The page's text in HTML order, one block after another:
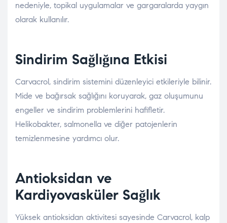
nedeniyle, topikal uygulamalar ve gargaralarda yaygın
olarak kullanılır.
Sindirim Sağlığına Etkisi
Carvacrol, sindirim sistemini düzenleyici etkileriyle bilinir.
Mide ve bağırsak sağlığını koruyarak, gaz oluşumunu
engeller ve sindirim problemlerini hafifletir.
Helikobakter, salmonella ve diğer patojenlerin
temizlenmesine yardımcı olur.
Antioksidan ve
Kardiyovasküler Sağlık
Yüksek antioksidan aktivitesi sayesinde Carvacrol, kalp